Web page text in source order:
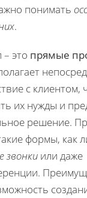
понимать
.
это прямые
с клиентом,
их нужды и
решение.
формы, как
звонки или даже